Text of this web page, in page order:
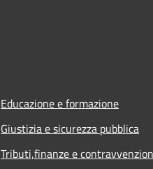
Educazione e formazione
Giustizia e sicurezza pubblica
Tributi,finanze e